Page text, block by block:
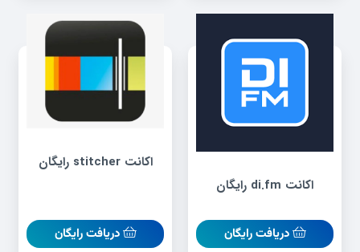
اکانت di.fm رایگان
دریافت رایگان
اکانت stitcher رایگان
دریافت رایگان